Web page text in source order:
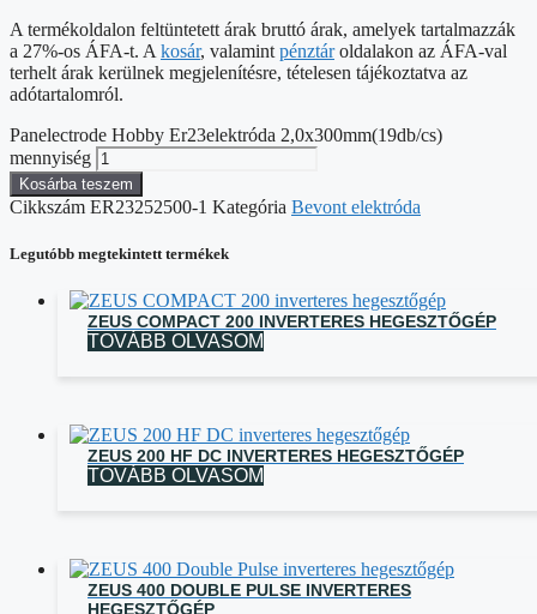
A termékoldalon feltüntetett árak bruttó árak, amelyek tartalmazzák
a 27%-os ÁFA-t. A kosár, valamint pénztároldalakon az ÁFA-val
terhelt árak kerülnek megjelenítésre, tételesen tájékoztatva az
adótartalomról.
Panelectrode Hobby Er23elektróda 2,0x300mm(19db/cs)
mennyiség
Kosárba teszem
Cikkszám ER23252500-1 Kategória Bevont elektróda
Legutóbb megtekintett termékek
ZEUS COMPACT 200 INVERTERES HEGESZTŐGÉP
TOVÁBB OLVASOM
ZEUS 200 HF DC INVERTERES HEGESZTŐGÉP
TOVÁBB OLVASOM
ZEUS 400 DOUBLE PULSE INVERTERES
HEGESZTŐGÉP